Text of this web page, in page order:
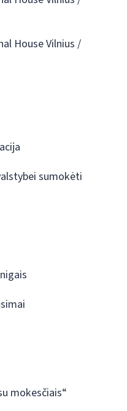
House Vilnius /
sumokėti
mokesčiais“